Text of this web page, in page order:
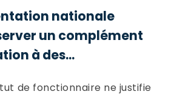
nationale
un complément
à des...
de fonctionnaire ne justifie